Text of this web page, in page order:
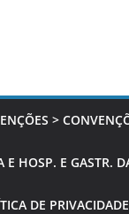
>
E HOSP. E GASTR.
DE PRIVACIDADE